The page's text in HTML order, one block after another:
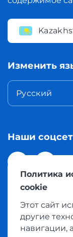
Изменить
Русский
Наши
© 2026 Meest
магазинов
Политика
cookie
Этот сайт
другие
навигации,